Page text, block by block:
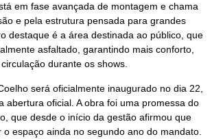
em fase avançada de montagem e chama
e pela estrutura pensada para grandes
destaque é a área destinada ao público, que
asfaltado, garantindo mais conforto,
durante os shows.
será oficialmente inaugurado no dia 22,
abertura oficial. A obra foi uma promessa do
que desde o início da gestão afirmou que
espaço ainda no segundo ano do mandato.